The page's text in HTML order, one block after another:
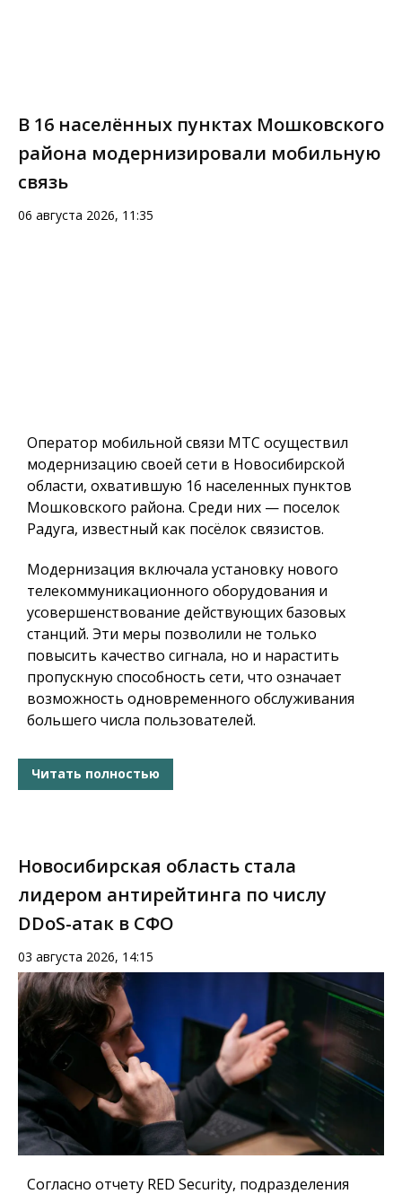
В 16 населённых пунктах Мошковского
района модернизировали мобильную
связь
06 августа 2026, 11:35
Оператор мобильной связи МТС осуществил
модернизацию своей сети в Новосибирской
области, охватившую 16 населенных пунктов
Мошковского района. Среди них — поселок
Радуга, известный как посёлок связистов.
Модернизация включала установку нового
телекоммуникационного оборудования и
усовершенствование действующих базовых
станций. Эти меры позволили не только
повысить качество сигнала, но и нарастить
пропускную способность сети, что означает
возможность одновременного обслуживания
большего числа пользователей.
Читать полностью
Новосибирская область стала
лидером антирейтинга по числу
DDoS-атак в СФО
03 августа 2026, 14:15
Согласно отчету RED Security, подразделения